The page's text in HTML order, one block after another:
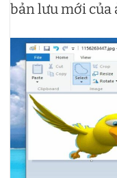
bản lưu mới của